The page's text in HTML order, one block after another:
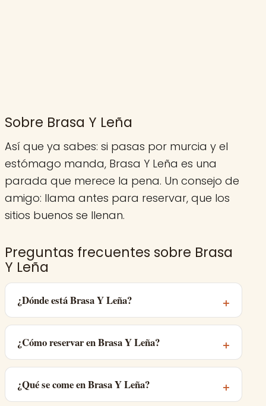
Sobre Brasa Y Leña
Así que ya sabes: si pasas por murcia y el
estómago manda, Brasa Y Leña es una
parada que merece la pena. Un consejo de
amigo: llama antes para reservar, que los
sitios buenos se llenan.
Preguntas frecuentes sobre Brasa
Y Leña
¿Dónde está Brasa Y Leña?
¿Cómo reservar en Brasa Y Leña?
¿Qué se come en Brasa Y Leña?